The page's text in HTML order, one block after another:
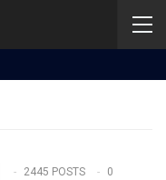
2445 POSTS
0